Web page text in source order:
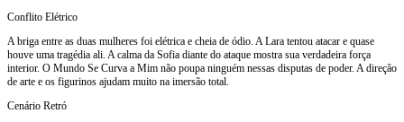
Conflito Elétrico
A briga entre as duas mulheres foi elétrica e cheia de ódio. A Lara tentou atacar e quase
houve uma tragédia ali. A calma da Sofia diante do ataque mostra sua verdadeira força
interior. O Mundo Se Curva a Mim não poupa ninguém nessas disputas de poder. A direção
de arte e os figurinos ajudam muito na imersão total.
Cenário Retró